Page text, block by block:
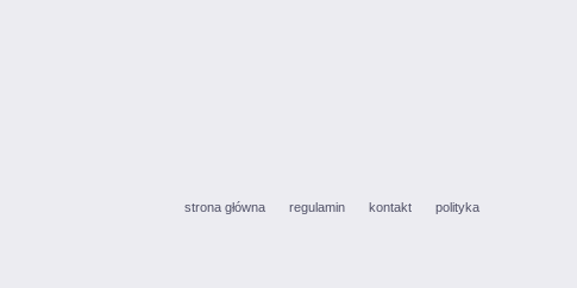
strona główna regulamin kontakt polityka